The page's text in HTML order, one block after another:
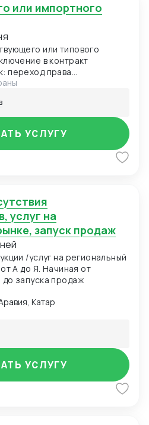
или типового
в контракт
переход права
и гарантии, форс-
санкционная оговорка.
для контракта Адаптация
под последние
права. Правовое
рекомендации по
Первичный аудит
бесплатно!
УСЛУГУ
услуг на
запуск продаж
/услуг на региональный
А до Я. Начиная от
запуска продаж
Катар
УСЛУГУ